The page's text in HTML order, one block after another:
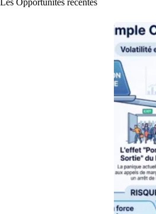
Les Opportunités récentes